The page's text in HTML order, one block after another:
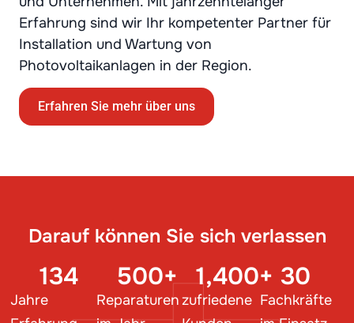
Erfahrung sind wir Ihr kompetenter Partner für
Installation und Wartung von
Photovoltaikanlagen in der Region.
Erfahren Sie mehr über uns
Darauf können Sie sich verlassen
Jahre
134
Reparaturen
500+
zufriedene
1,400+
Fachkräfte
30